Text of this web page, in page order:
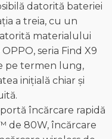
datorită bateriei
a treia, cu un
materialului
seria Find X9
pe termen lung,
inițială chiar și
încărcare rapidă
de 80W, încărcare